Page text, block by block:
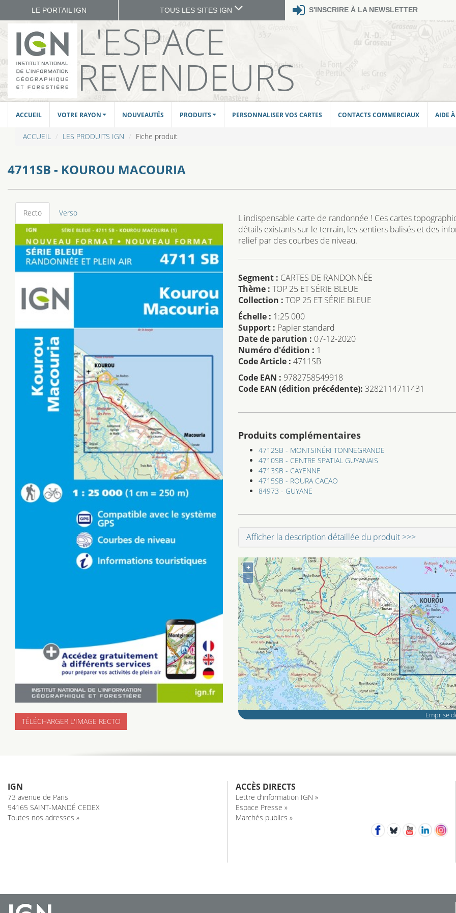
LE PORTAIL IGN TOUS LES SITES IGN S'INSCRIRE À LA NEWSLETTER
L'ESPACE
REVENDEURS
ACCUEIL VOTRE RAYON NOUVEAUTÉS PRODUITS PERSONNALISER VOS CARTES CONTACTS COMMERCIAUX AIDE
ACCUEIL LES PRODUITS IGN Fiche produit
4711SB - KOUROU MACOURIA
Recto Verso
TÉLÉCHARGER L'IMAGE RECTO
L'indispensable carte de randonnée ! Ces cartes
détails existants sur le terrain, les sentiers balisés et des
relief par des courbes de niveau.
Segment : CARTES DE RANDONNÉE
Thème : TOP 25 ET SÉRIE BLEUE
Collection : TOP 25 ET SÉRIE BLEUE
Échelle : 1:25 000
Support : Papier standard
Date de parution : 07-12-2020
Numéro d'édition : 1
Code Article : 4711SB
Code EAN : 9782758549918
Code EAN (édition précédente): 3282114711431
Produits complémentaires
4712SB - MONTSINÉRI TONNEGRANDE
4710SB - CENTRE SPATIAL GUYANAIS
4713SB - CAYENNE
4715SB - ROURA CACAO
84973 - GUYANE
Afficher la description détaillée du produit >>>
+
–
Emprise
IGN
73 avenue de Paris
94165 SAINT-MANDÉ CEDEX
Toutes nos adresses »
ACCÈS DIRECTS
Lettre d'information IGN »
Espace Presse »
Marchés publics »